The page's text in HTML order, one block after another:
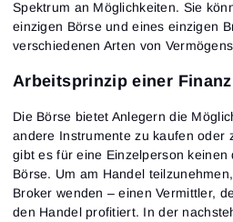
Spektrum an Möglichkeiten. Sie
einzigen Börse und eines einzigen
verschiedenen Arten von
Arbeitsprinzip einer
Die Börse bietet Anlegern die
andere Instrumente zu kaufen oder
gibt es für eine Einzelperson keinen
Börse. Um am Handel
Broker wenden – einen Vermittler,
den Handel profitiert. In der